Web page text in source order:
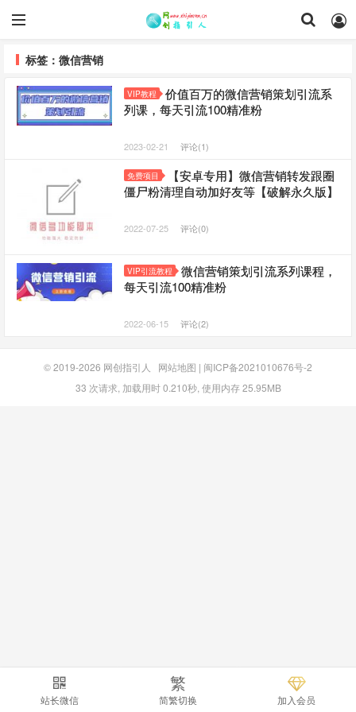
标签：微信营销
VIP教程
价值百万的微信营销策划引流系
列课，每天引流100精准粉
2023-02-21 评论(1)
免费项目
【安卓专用】微信营销转发跟圈
僵尸粉清理自动加好友等【破解永久版】
2022-07-25 评论(0)
VIP引流教程
微信营销策划引流系列课程，
每天引流100精准粉
2022-06-15 评论(2)
© 2019-2026 网创指引人 网站地图 | 闽ICP备2021010676号-2
33 次请求, 加载用时 0.210秒, 使用内存 25.95MB
站长微信
繁
简繁切换 加入会员